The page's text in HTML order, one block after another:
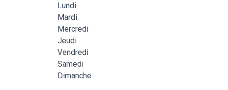
Lundi
Mardi
Mercredi
Jeudi
Vendredi
Samedi
Dimanche